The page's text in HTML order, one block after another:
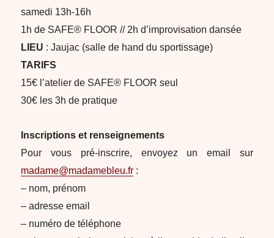
samedi 13h-16h
1h de SAFE® FLOOR // 2h d’improvisation dansée
LIEU : Jaujac (salle de hand du sportissage)
TARIFS
15€ l’atelier de SAFE® FLOOR seul
30€ les 3h de pratique
Inscriptions et renseignements
Pour vous pré-inscrire, envoyez un email sur
madame@madamebleu.fr :
– nom, prénom
– adresse email
– numéro de téléphone